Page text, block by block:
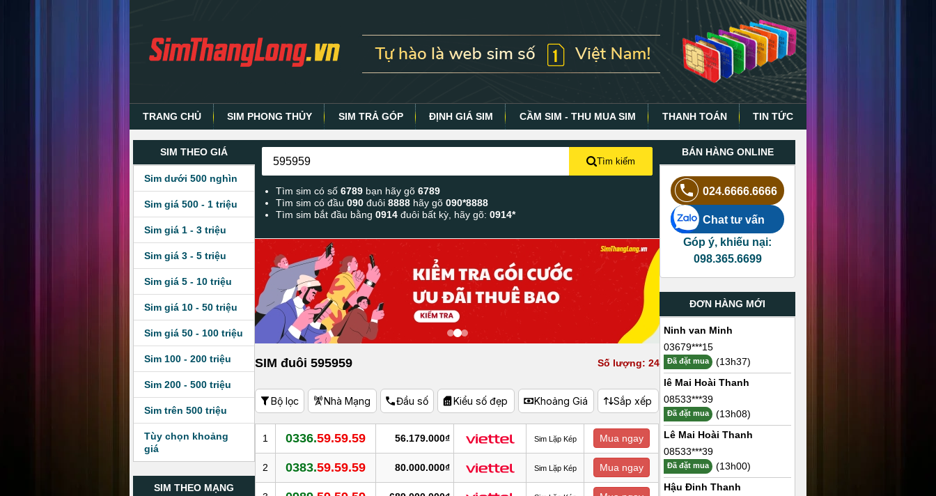
TRANG CHỦ SIM PHONG THỦY SIM TRẢ GÓP ĐỊNH GIÁ SIM CẦM SIM - THU MUA SIM THANH TOÁN TIN TỨC
SIM THEO GIÁ
Sim dưới 500 nghìn
Sim giá 500 - 1 triệu
Sim giá 1 - 3 triệu
Sim giá 3 - 5 triệu
Sim giá 5 - 10 triệu
Sim giá 10 - 50 triệu
Sim giá 50 - 100 triệu
Sim 100 - 200 triệu
Sim 200 - 500 triệu
Sim trên 500 triệu
Tùy chọn khoảng
giá
SIM THEO MẠNG
Tìm kiếm
Tìm sim có số6789 bạn hãy gõ6789
Tìm sim có đầu090đuôi8888 hãy gõ090*8888
Tìm sim bắt đầu bằng0914 đuôi bất kỳ, hãy gõ:0914*
SIM đuôi 595959 Số lượng: 24
Bộ lọc Nhà Mạng Đầu số Kiểu số đẹp Khoảng Giá Sắp xếp
1 0336.59.59.59 56.179.000₫ Sim Lặp Kép Mua ngay
2 0383.59.59.59 80.000.000₫ Sim Lặp Kép Mua ngay
BÁN HÀNG ONLINE
024.6666.6666
Chat tư vấn
Góp ý, khiếu nại:
098.365.6699
ĐƠN HÀNG MỚI
Ninh van Minh
03679***15
Đã đặt mua
(13h37)
lê Mai Hoài Thanh
08533***39
Đã đặt mua
(13h08)
Lê Mai Hoài Thanh
08533***39
Đã đặt mua
(13h00)
Hậu Đinh Thanh